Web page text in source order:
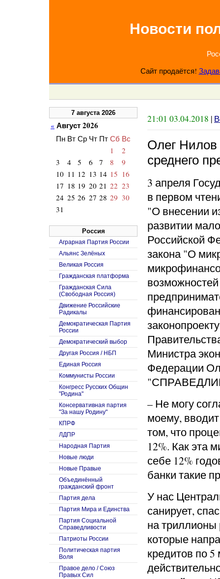
Новости
Сайт продаётся!
21:01 03.04.2018 |
Олег Нилов
среднего
3 апреля
в первом
"О внесении
развитии
Российской
закона "О
Министра
Федерации
– Не могу
моему,
том, что
12%. Как эта
себе 12%
банки такие
У нас
санирует,
на триллионы
которые
кредитов по 5
7 августа 2026
« Август 2026
Пн Вт Ср Чт Пт Сб Вс
1
2
3
4 5 6 7 8
9
10 11 12 13 14 15 16
17 18 19 20 21 22 23
24 25 26 27 28 29 30
31
Россия
Аграрная Партия России
Альянс Зелёных
Великая Россия
Гражданская платформа
Гражданская Сила
(Свободная Россия)
Движение Российские
Радикалы
Демократическая Партия
России
Демократический выбор
Другая Россия / НБП
Единая Россия
Коммунисты России
Конгресс Русских Общин
"Родина"
Консервативная партия
"За нашу Родину"
КПРФ
ЛДПР
Народная Партия
Новые люди
Новые Правые
Объединённый
гражданский фронт
Партия дела
Партия Мира и Единства
Партия Социальной
Справедливости
Патриоты России
Политическая партия
Воля
Правое дело / Союз
Правых Сил